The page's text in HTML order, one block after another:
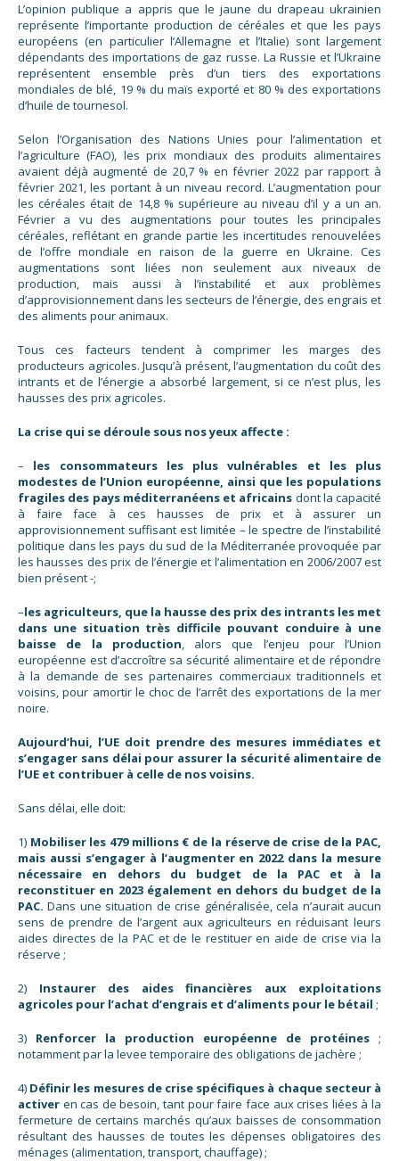
L’opinion publique a appris que le jaune du drapeau ukrainien
représente l’importante production de céréales et que les pays
européens (en particulier l’Allemagne et l’Italie) sont largement
dépendants des importations de gaz russe. La Russie et l’Ukraine
représentent ensemble près d’un tiers des exportations
mondiales de blé, 19 % du maïs exporté et 80 % des exportations
d’huile de tournesol.
Selon l’Organisation des Nations Unies pour l’alimentation et
l’agriculture (FAO), les prix mondiaux des produits alimentaires
avaient déjà augmenté de 20,7 % en février 2022 par rapport à
février 2021, les portant à un niveau record. L’augmentation pour
les céréales était de 14,8 % supérieure au niveau d’il y a un an.
Février a vu des augmentations pour toutes les principales
céréales, reflétant en grande partie les incertitudes renouvelées
de l’offre mondiale en raison de la guerre en Ukraine. Ces
augmentations sont liées non seulement aux niveaux de
production, mais aussi à l’instabilité et aux problèmes
d’approvisionnement dans les secteurs de l’énergie, des engrais et
des aliments pour animaux.
Tous ces facteurs tendent à comprimer les marges des
producteurs agricoles. Jusqu’à présent, l’augmentation du coût des
intrants et de l’énergie a absorbé largement, si ce n’est plus, les
hausses des prix agricoles.
La crise qui se déroule sous nos yeux affecte :
– les consommateurs les plus vulnérables et les plus
modestes de l’Union européenne, ainsi que les populations
fragiles des pays méditerranéens et africains dont la capacité
à faire face à ces hausses de prix et à assurer un
approvisionnement suffisant est limitée – le spectre de l’instabilité
politique dans les pays du sud de la Méditerranée provoquée par
les hausses des prix de l’énergie et l’alimentation en 2006/2007 est
bien présent -;
–les agriculteurs, que la hausse des prix des intrants les met
dans une situation très difficile pouvant conduire à une
baisse de la production, alors que l’enjeu pour l’Union
européenne est d’accroître sa sécurité alimentaire et de répondre
à la demande de ses partenaires commerciaux traditionnels et
voisins, pour amortir le choc de l’arrêt des exportations de la mer
noire.
Aujourd’hui, l’UE doit prendre des mesures immédiates et
s’engager sans délai pour assurer la sécurité alimentaire de
l’UE et contribuer à celle de nos voisins.
Sans délai, elle doit:
1) Mobiliser les 479 millions € de la réserve de crise de la PAC,
mais aussi s’engager à l’augmenter en 2022 dans la mesure
nécessaire en dehors du budget de la PAC et à la
reconstituer en 2023 également en dehors du budget de la
PAC. Dans une situation de crise généralisée, cela n’aurait aucun
sens de prendre de l’argent aux agriculteurs en réduisant leurs
aides directes de la PAC et de le restituer en aide de crise via la
réserve ;
2) Instaurer des aides financières aux exploitations
agricoles pour l’achat d’engrais et d’aliments pour le bétail ;
3) Renforcer la production européenne de protéines ;
notamment par la levee temporaire des obligations de jachère ;
4) Définir les mesures de crise spécifiques à chaque secteur à
activer en cas de besoin, tant pour faire face aux crises liées à la
fermeture de certains marchés qu’aux baisses de consommation
résultant des hausses de toutes les dépenses obligatoires des
ménages (alimentation, transport, chauffage) ;